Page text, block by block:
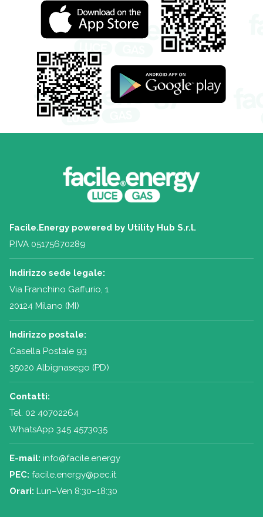
Facile.Energy powered by Utility Hub S.r.l.
P.IVA 05175670289
Indirizzo sede legale:
Via Franchino Gaffurio, 1
20124 Milano (MI)
Indirizzo postale:
Casella Postale 93
35020 Albignasego (PD)
Contatti:
Tel. 02 40702264
WhatsApp 345 4573035
E-mail: info@facile.energy
PEC: facile.energy@pec.it
Orari: Lun–Ven 8:30–18:30